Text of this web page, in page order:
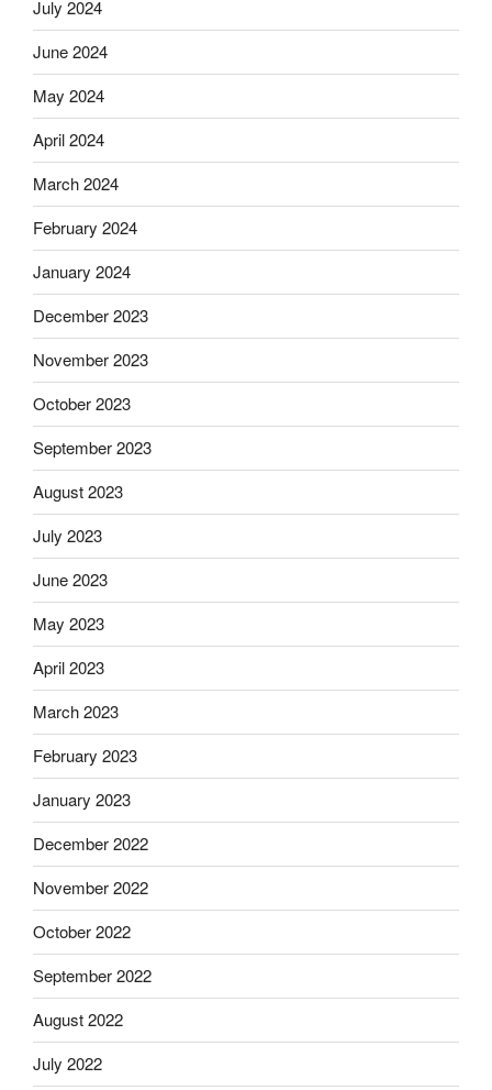
July 2024
June 2024
May 2024
April 2024
March 2024
February 2024
January 2024
December 2023
November 2023
October 2023
September 2023
August 2023
July 2023
June 2023
May 2023
April 2023
March 2023
February 2023
January 2023
December 2022
November 2022
October 2022
September 2022
August 2022
July 2022